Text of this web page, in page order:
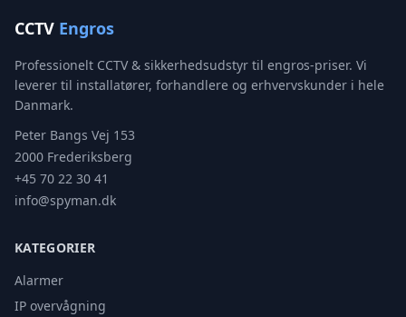
CCTV Engros
Professionelt CCTV & sikkerhedsudstyr til engros-priser. Vi
leverer til installatører, forhandlere og erhvervskunder i hele
Danmark.
Peter Bangs Vej 153
2000 Frederiksberg
+45 70 22 30 41
info@spyman.dk
KATEGORIER
Alarmer
IP overvågning